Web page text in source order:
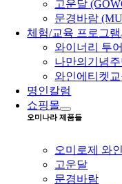
고운달
문경바람
체험/교육 프로그램
와이너리 투
나만의기념
와인에티켓
명인칼럼
쇼핑몰
오미나라 제품들
오미로제 와인
고운달
문경바람